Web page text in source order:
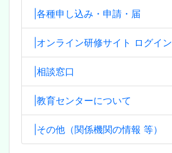
|各種申し込み・申請・届
|オンライン研修サイト ログイン
|相談窓口
|教育センターについて
|その他（関係機関の情報 等）